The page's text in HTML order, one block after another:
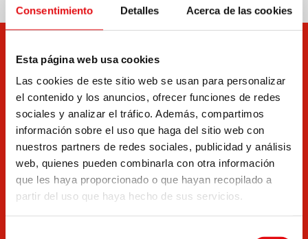
Consentimiento Detalles Acerca de las cookies
Esta página web usa cookies
Las cookies de este sitio web se usan para personalizar
el contenido y los anuncios, ofrecer funciones de redes
sociales y analizar el tráfico. Además, compartimos
información sobre el uso que haga del sitio web con
nuestros partners de redes sociales, publicidad y análisis
web, quienes pueden combinarla con otra información
que les haya proporcionado o que hayan recopilado a
partir del uso que haya hecho de sus servicios.
Documentos Boletín